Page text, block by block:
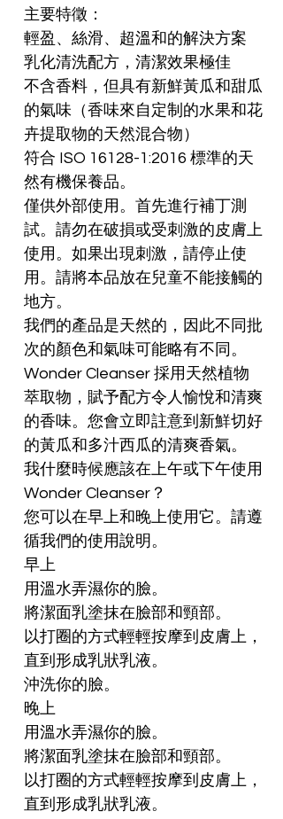
主要特徵：
輕盈、絲滑、超溫和的解決方案
乳化清洗配方，清潔效果極佳
不含香料，但具有新鮮黃瓜和甜瓜
的氣味（香味來自定制的水果和花
卉提取物的天然混合物）
符合 ISO 16128-1:2016 標準的天
然有機保養品。
僅供外部使用。首先進行補丁測
試。請勿在破損或受刺激的皮膚上
使用。如果出現刺激，請停止使
用。請將本品放在兒童不能接觸的
地方。
我們的產品是天然的，因此不同批
次的顏色和氣味可能略有不同。
Wonder Cleanser 採用天然植物
萃取物，賦予配方令人愉悅和清爽
的香味。您會立即註意到新鮮切好
的黃瓜和多汁西瓜的清爽香氣。
我什麼時候應該在上午或下午使用
Wonder Cleanser？
您可以在早上和晚上使用它。請遵
循我們的使用說明。
早上
用溫水弄濕你的臉。
將潔面乳塗抹在臉部和頸部。
以打圈的方式輕輕按摩到皮膚上，
直到形成乳狀乳液。
沖洗你的臉。
晚上
用溫水弄濕你的臉。
將潔面乳塗抹在臉部和頸部。
以打圈的方式輕輕按摩到皮膚上，
直到形成乳狀乳液。